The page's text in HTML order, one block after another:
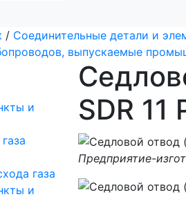
/ Соединительные детали и
выпускаемые
и
газа
и
SDR
Предприятие-